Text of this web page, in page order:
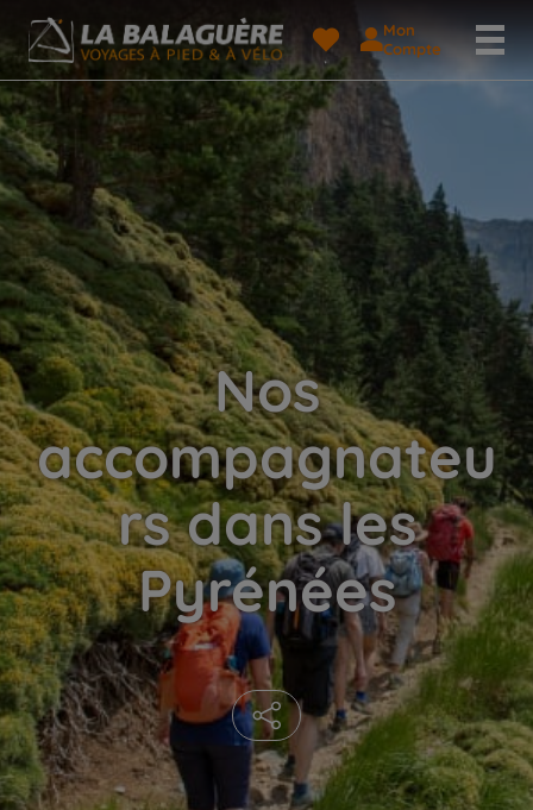
Mon
Compte
Nos
accompagnateu
rs dans les
Pyrénées